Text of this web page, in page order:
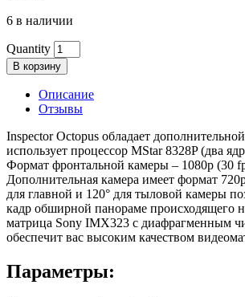
6 в наличии
Quantity
В корзину
Описание
Отзывы
Inspector Octopus обладает
использует процессор MStar 8328P (два
Формат фронтальной камеры – 1080p (30
Дополнительная камера имеет формат
для главной и 120° для тыловой камеры
кадр обширной панораме происходящего
матрица Sony IMX323 с диафрагменным
обеспечит вас высоким качеством
Параметры: